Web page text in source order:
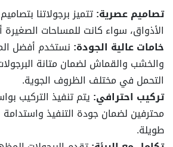
تصاميم عصرية:تتميز برجولاتنا
الأذواق، سواء كانت للمساحات الصغيرة
خامات عالية الجودة: نستخدم أفضل
والخشب والقماش لضمان متانة
التحمل في مختلف الظروف الجوية.
تركيب احترافي: يتم تنفيذ التركيب
محترفين لضمان جودة التنفيذ واستدامة
طويلة.